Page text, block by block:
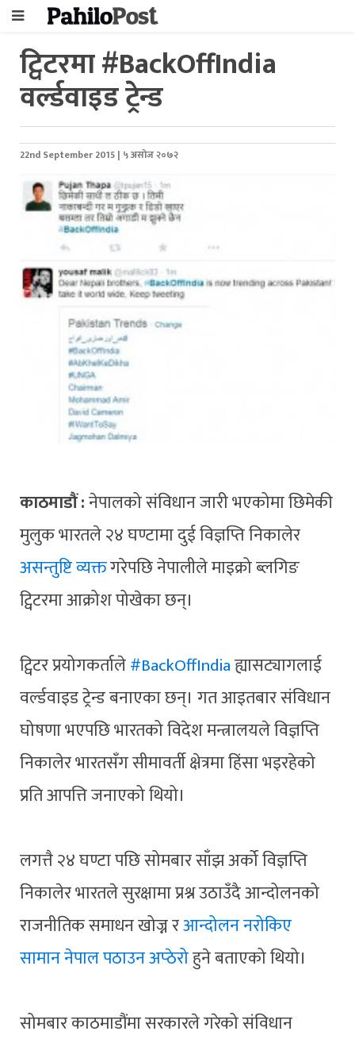
ट्विटरमा #BackOffIndia
वर्ल्डवाइड ट्रेन्ड
22nd September 2015 | ५ असोज २०७२
काठमाडौं :नेपालको संविधान जारी भएकोमा छिमेकी
मुलुक भारतले २४ घण्टामा दुई विज्ञप्ति निकालेर
असन्तुष्टि व्यक्तगरेपछि नेपालीले माइक्रो ब्लगिङ
ट्विटरमा आक्रोश पोखेका छन्।
ट्विटर प्रयोगकर्ताले#BackOffIndiaह्यासट्यागलाई
वर्ल्डवाइड ट्रेन्ड बनाएका छन्। गत आइतबार संविधान
घोषणा भएपछि भारतको विदेश मन्त्रालयले विज्ञप्ति
निकालेर भारतसँग सीमावर्ती क्षेत्रमा हिंसा भइरहेको
प्रति आपत्ति जनाएको थियो।
लगत्तै २४ घण्टा पछि सोमबार साँझ अर्को विज्ञप्ति
निकालेर भारतले सुरक्षामा प्रश्न उठाउँदै आन्दोलनको
राजनीतिक समाधन खोज्न रआन्दोलन नरोकिए
सामान नेपाल पठाउन अप्ठेरोहुने बताएको थियो।
सोमबार काठमाडौंमा सरकारले गरेको संविधान